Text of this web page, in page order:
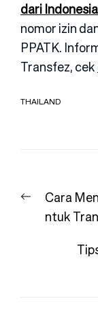
dari
nomor izin
PPATK.
Transfez, cek
THAILAND
pos
Previous
post:
Cara
ntuk